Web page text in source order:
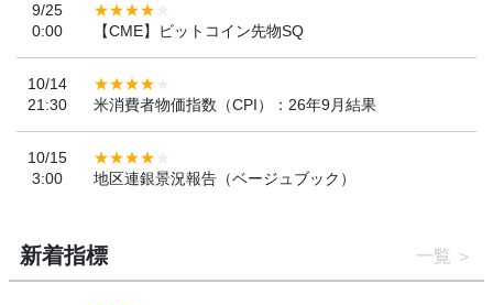
9/25
0:00
【CME】ビットコイン先物SQ
10/14
21:30
米消費者物価指数（CPI）：26年9月結果
10/15
3:00
地区連銀景況報告（ベージュブック）
新着指標 一覧